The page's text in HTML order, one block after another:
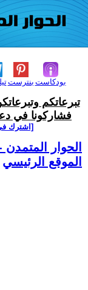
بنترست بودكاست
تبرعاتكم
فشاركونا في
[اشترك
الحوار المتمدن
الموقع الرئيسي